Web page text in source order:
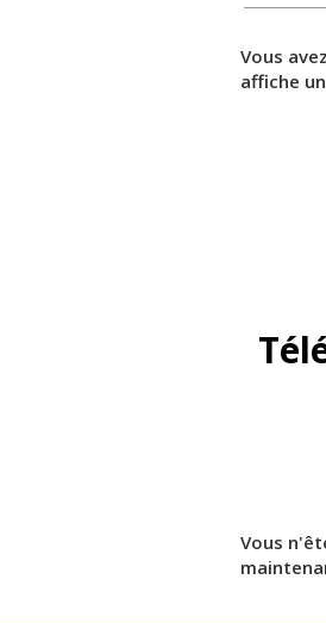
Vous
affiche
Vous